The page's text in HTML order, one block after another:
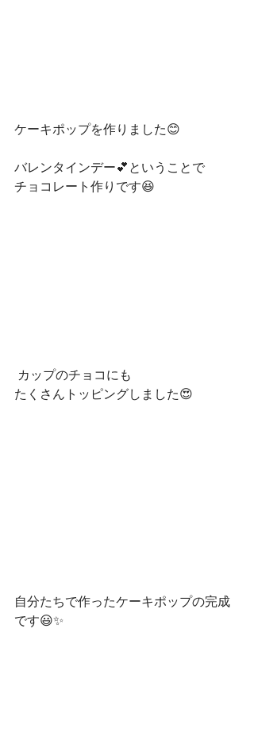
ケーキポップを作りました😊
バレンタインデー💕ということで
チョコレート作りです😆
カップのチョコにも
たくさんトッピングしました😍
自分たちで作ったケーキポップの完成
です😃✨